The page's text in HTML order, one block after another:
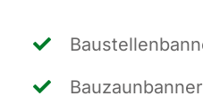
Bau­zaun­ban­ner